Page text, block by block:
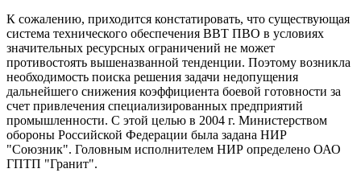
К сожалению, приходится констатировать, что существующая
система технического обеспечения ВВТ ПВО в условиях
значительных ресурсных ограничений не может
противостоять вышеназванной тенденции. Поэтому возникла
необходимость поиска решения задачи недопущения
дальнейшего снижения коэффициента боевой готовности за
счет привлечения специализированных предприятий
промышленности. С этой целью в 2004 г. Министерством
обороны Российской Федерации была задана НИР
"Союзник". Головным исполнителем НИР определено ОАО
ГПТП "Гранит".